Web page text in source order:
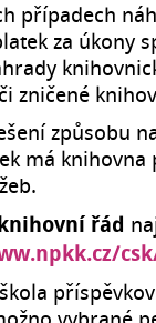
případech
za úkony
zničené
způsobu
má
řád